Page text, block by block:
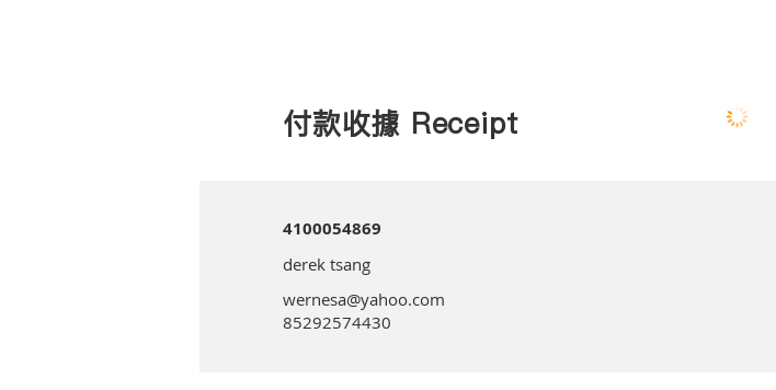
付款收據 Receipt
4100054869
derek tsang
wernesa@yahoo.com
85292574430